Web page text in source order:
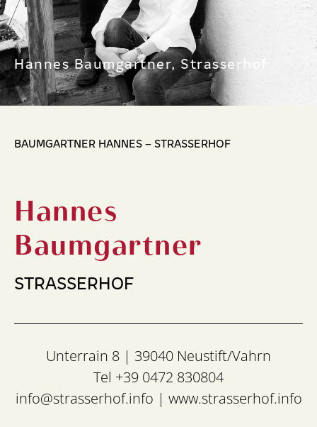
Hannes Baumgartner, Strasserhof
BAUMGARTNER HANNES – STRASSERHOF
Hannes
Baumgartner
STRASSERHOF
Unterrain 8 | 39040 Neustift/Vahrn
Tel +39 0472 830804
info@strasserhof.info | www.strasserhof.info